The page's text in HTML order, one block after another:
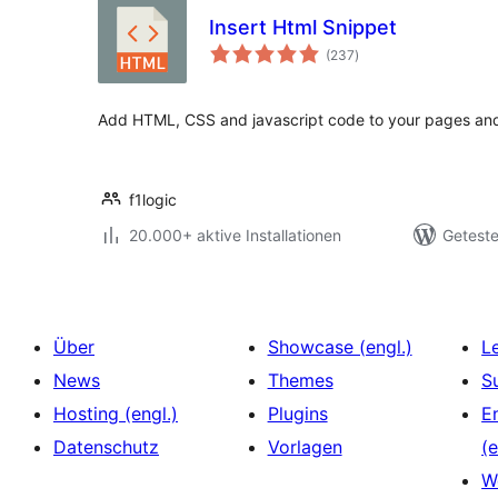
Insert Html Snippet
(237Bewertungen
insgesamt
)
Add HTML, CSS and javascript code to your pages
f1logic
20.000+ aktive Installationen
Über
News
Hosting (engl.)
Datenschutz
Showcase (engl.)
Themes
Plugins
Vorlagen